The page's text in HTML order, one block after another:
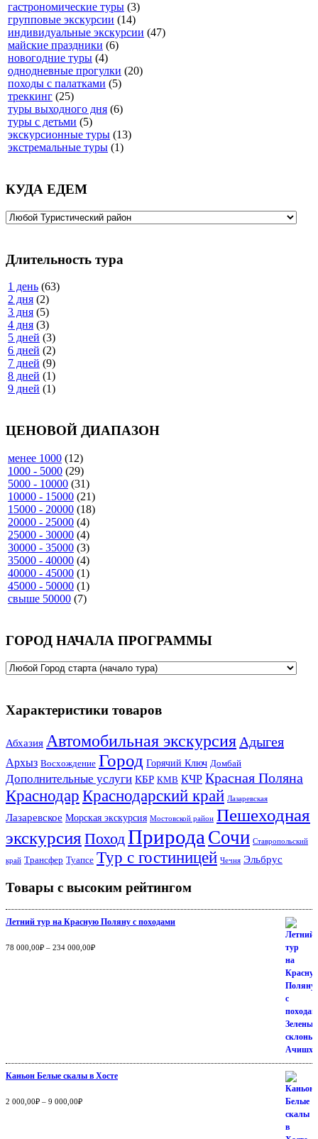
гастрономические туры (3)
групповые экскурсии (14)
индивидуальные экскурсии (47)
майские праздники (6)
новогодние туры (4)
однодневные прогулки (20)
походы с палатками (5)
треккинг (25)
туры выходного дня (6)
туры с детьми (5)
экскурсионные туры (13)
экстремальные туры (1)
КУДА ЕДЕМ
Длительность тура
1 день (63)
2 дня (2)
3 дня (5)
4 дня (3)
5 дней (3)
6 дней (2)
7 дней (9)
8 дней (1)
9 дней (1)
ЦЕНОВОЙ ДИАПАЗОН
менее 1000 (12)
1000 - 5000 (29)
5000 - 10000 (31)
10000 - 15000 (21)
15000 - 20000 (18)
20000 - 25000 (4)
25000 - 30000 (4)
30000 - 35000 (3)
35000 - 40000 (4)
40000 - 45000 (1)
45000 - 50000 (1)
свыше 50000 (7)
ГОРОД НАЧАЛА ПРОГРАММЫ
Характеристики товаров
Абхазия Автомобильная экскурсия Адыгея
Архыз Восхождение Город Горячий Ключ Домбай
Дополнительные услуги КБР КМВ КЧР Красная Поляна
КраснодарКраснодарский край Лазаревская
Лазаревское Морская экскурсия Мостовской район Пешеходная
экскурсия ПоходПрирода Сочи Ставропольский
край Трансфер Туапсе Тур с гостиницей Чечня Эльбрус
Товары с высоким рейтингом
Летний тур на Красную Поляну с походами
Оценка5.00
из
78 000,00₽ – 234 000,00₽
Каньон Белые скалы в Хосте
Оценка5.00 из
2 000,00₽ – 9 000,00₽